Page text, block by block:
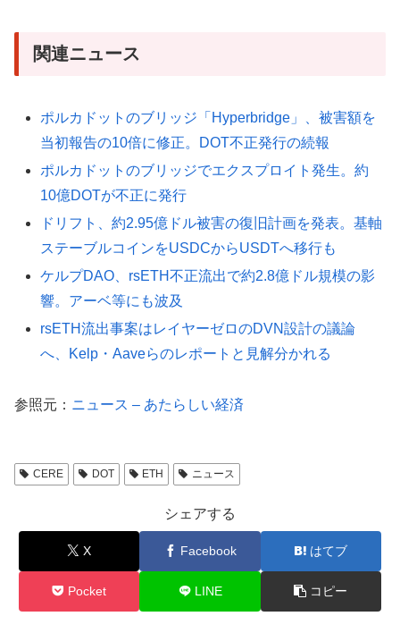
関連ニュース
ポルカドットのブリッジ「Hyperbridge」、被害額を
当初報告の10倍に修正。DOT不正発行の続報
ポルカドットのブリッジでエクスプロイト発生。約
10億DOTが不正に発行
ドリフト、約2.95億ドル被害の復旧計画を発表。基軸
ステーブルコインをUSDCからUSDTへ移行も
ケルプDAO、rsETH不正流出で約2.8億ドル規模の影
響。アーベ等にも波及
rsETH流出事案はレイヤーゼロのDVN設計の議論
へ、Kelp・Aaveらのレポートと見解分かれる
参照元： ニュース – あたらしい経済
CERE DOT ETH ニュース
シェアする
X Facebook はてブ
Pocket LINE コピー